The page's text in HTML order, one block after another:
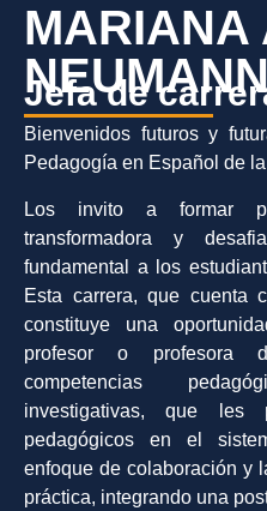
MARIANA
Jefa de
Bienvenidos futuros y
Pedagogía en Español de
Los invito a formar
transformadora y
fundamental a los
Esta carrera, que cuenta
constituye una
profesor o profesora
competencias
investigativas, que les
pedagógicos en el
enfoque de colaboración y
práctica, integrando una